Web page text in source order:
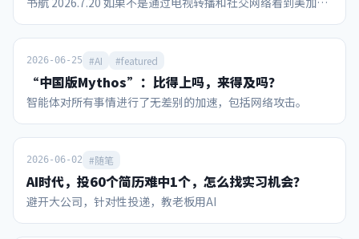
片生成等扩散模型的防幻觉能力。 ……？？ 我开始怀疑我大
学数学不及格是因为教材和老师教的不好，而Gemini如果没
有幻觉可能是个非常好的教材，至少达到了让我看起来像是懂
了的目的。 由于我没有任何数学家人脉，因此本文可能只有发
言”，相信本文依然能作为一个参考案例，看看没有教育资源
的人，只用大众接触到的AI做教学辅助的实际效果。 声明：
作者不具备凭借自身的知识水平独立对本文说法进行事实核查
的能力。 所有对话为如实转录，包含了作者本人和AI可能的认
知错误或幻觉，不可以未经求证直接取用。 在阅读万字长文之
前，首先请看Gemini自行整理的脱水版问答： 请用文科生可
以理解的语言解释挂谷猜想和王虹的工作。 挂谷猜想探讨了一
根针在平面旋转360度，扫过面积可无限趋近于零的奇观。而
王虹教授利用“代数剪刀”证明了线段在高维空间中无法无限
性赛事能引爆如此强烈的消费狂热，也难怪国际足联对主办方
美国的“配合度”如此之高。 首先不得不提的是现场观赛的球
迷热情。在决赛当天，比赛现场还笼罩着从加拿大传过来的山
火雾霾，美国多个城市是这一天全球空气质量最差的城市。即
便如此，纽约/新泽西大都会人寿体育场还是被8万个球迷填得
满满当当。观众席不乏阿尔卡拉斯、小威等网坛明星，加上特
朗普和因凡蒂诺并肩观赛。决赛前48小时，黄牛票价最低还要
9753美元，最高炒到69786美元，国际足联官方转售平台上甚
注，中场休息期间，也在世界杯历史上首次举办了“中场
秀”，麦当娜、夏奇拉、防弹少年团BTS、贾斯汀·比伯同台
参与。主办方之一的美国宁可让中场休息时间超出赛事规定，
2026-06-25 #AI #featured
“中国版Mythos”：比得上吗，来得及吗？
智能体对所有事情进行了无差别的加速，包括网络攻击。
2026-06-02 #随笔
AI时代，投60个简历难中1个，怎么找实习机会？
避开大公司，针对性投递，教老板用AI